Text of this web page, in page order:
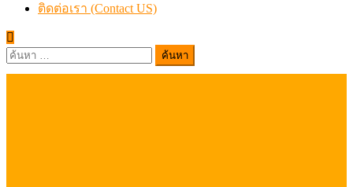
ติดต่อเรา (Contact US)
ค้นหา
สำหรับ: